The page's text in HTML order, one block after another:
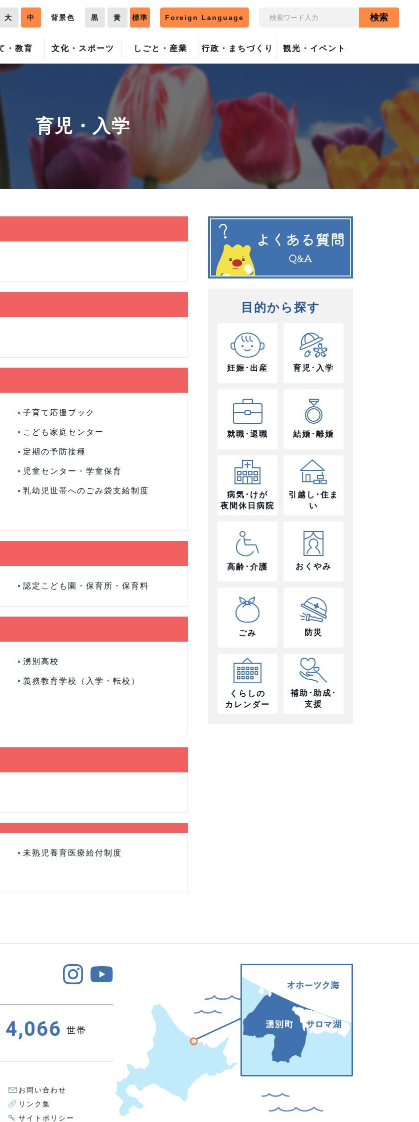
・教育 文化・スポーツ しごと・産業 行政・まちづくり 観光・イベント
大 中 背景色 黒 黄 標準 Foreign Language 検索
育児・入学
子育て応援ブック
こども家庭センター
定期の予防接種
児童センター・学童保育
乳幼児世帯へのごみ袋支給制度
認定こども園・保育所・保育料
湧別高校
義務教育学校（入学・転校）
未熟児養育医療給付制度
目的から探す
妊娠･出産 育児･入学
就職･退職 結婚･離婚
病気･けが
夜間休日病院
引越し･住ま
い
高齢･介護 おくやみ
ごみ 防災
くらしの
カレンダー
補助･助成･
支援
4,066 世帯
お問い合わせ
リンク集
サイトポリシー